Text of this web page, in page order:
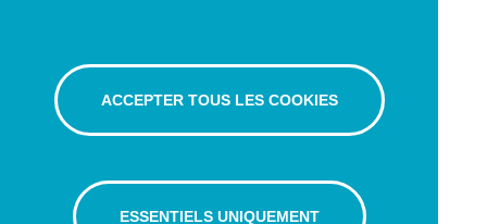
ACCEPTER TOUS LES COOKIES
ESSENTIELS UNIQUEMENT